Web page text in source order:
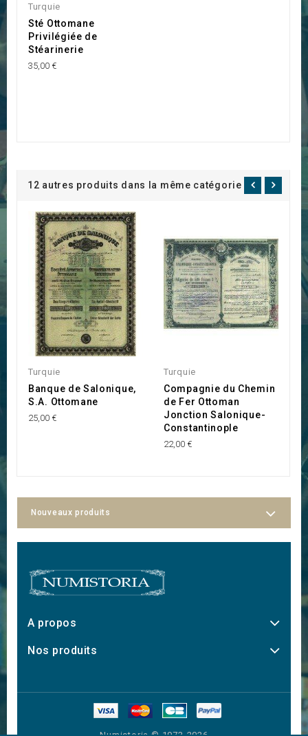
Turquie
Sté Ottomane
Privilégiée de
Stéarinerie
35,00 €
12 autres produits dans la même catégorie :
Turquie
Banque de Salonique,
S.A. Ottomane
25,00 €
Turquie
Compagnie du Chemin
de Fer Ottoman
Jonction Salonique-
Constantinople
22,00 €
Nouveaux produits
A propos
Nos produits